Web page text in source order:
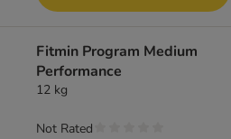
Fitmin Program Medium
Performance
12 kg
Not Rated